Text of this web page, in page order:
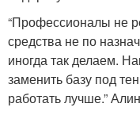
“Профессионалы не
средства не по
иногда так делаем.
заменить базу под
работать лучше.”